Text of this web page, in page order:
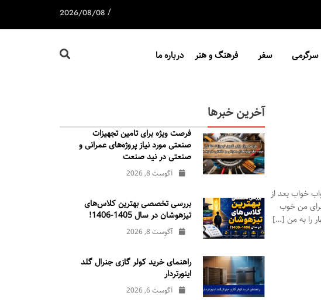
/
2026/08/08
سرگرمی سفر فرهنگ و هنر درباره ما
خواب بعد از
من خوب
را به من […]
آخرین خبرها
فرصت ویژه برای تامین تجهیزات
صنعتی مورد نیاز پروژه‌های عمرانی و
صنعتی در نید صنعت
آگوست 8, 2026
بررسی تخصصی بهترین کلاس‌های
تیزهوشان در سال 1405-1406!
آگوست 8, 2026
راهنمای خرید کولر گازی جنرال‌ گلد
اینورتر‌دار
آگوست 6, 2026